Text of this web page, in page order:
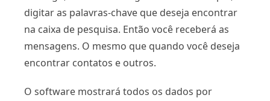
digitar as palavras-chave que deseja encontrar
na caixa de pesquisa. Então você receberá as
mensagens. O mesmo que quando você deseja
encontrar contatos e outros.
O software mostrará todos os dados por